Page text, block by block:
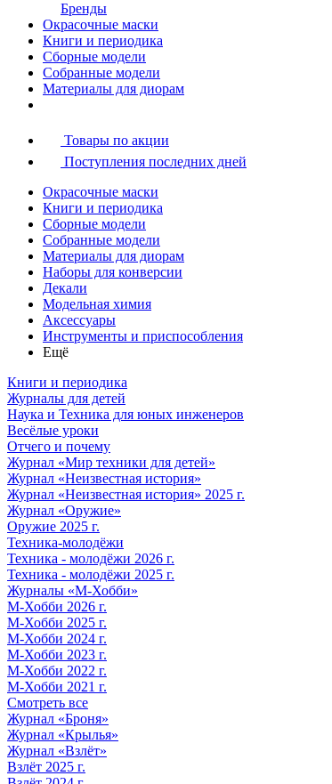
Бренды
Окрасочные маски
Книги и периодика
Сборные модели
Собранные модели
Материалы для диорам
Товары по акции
Поступления последних дней
Окрасочные маски
Книги и периодика
Сборные модели
Собранные модели
Материалы для диорам
Наборы для конверсии
Декали
Модельная химия
Аксессуары
Инструменты и приспособления
Ещё
Книги и периодика
Журналы для детей
Наука и Техника для юных инженеров
Весёлые уроки
Отчего и почему
Журнал «Мир техники для детей»
Журнал «Неизвестная история»
Журнал «Неизвестная история» 2025 г.
Журнал «Оружие»
Оружие 2025 г.
Техника-молодёжи
Техника - молодёжи 2026 г.
Техника - молодёжи 2025 г.
Журналы «М-Хобби»
М-Хобби 2026 г.
М-Хобби 2025 г.
М-Хобби 2024 г.
М-Хобби 2023 г.
М-Хобби 2022 г.
М-Хобби 2021 г.
Смотреть все
Журнал «Броня»
Журнал «Крылья»
Журнал «Взлёт»
Взлёт 2025 г.